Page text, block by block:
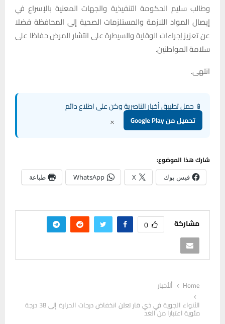
وطالب سليم الحكومة التنفيذية والجهات المعنية بالإسراع في
إيصال المواد اللازمة والمستلزمات الصحية إلى المحافظة فضلا
عن تعزيز إجراءات الوقاية والسيطرة على انتشار المرض حفاظا على
سلامة المواطنين.
انتهى.
📱 حمل تطبيق أخبار الناصرية وكن على اطلاع دائم
تحميل من Google Play ×
شارك هذا الموضوع:
فيس بوك X
WhatsApp طباعة
مشاركة 0
Home
ألأخبار
الأنواء الجوية في ذي قار تعلن انخفاض درجات الحرارة إلى 38 درجة
مئوية اعتبارا من الغد